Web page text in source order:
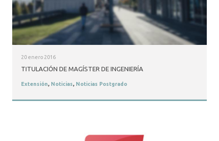
20 enero 2016
TITULACIÓN DE MAGÍSTER DE INGENIERÍA
Extensión, Noticias, Noticias Postgrado